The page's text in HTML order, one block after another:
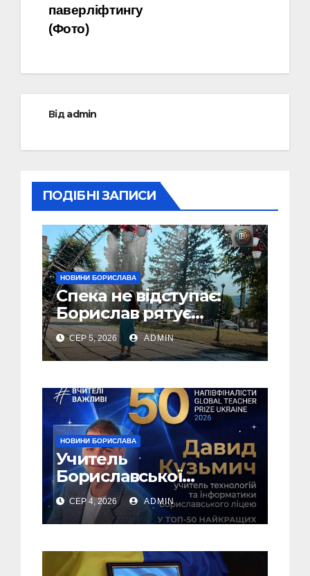
паверліфтингу
(Фото)
Відadmin
ПОДІБНІ ЗАПИСИ
НОВИНИ БОРИСЛАВА
Спека не відступає:
Борислав рятує
жителів від рекордної
спеки (Фото)
СЕР 5, 2026 ADMIN
НОВИНИ БОРИСЛАВА
Учитель
Бориславської
громади – у ТОП-50
найкращих педагогів
України!
СЕР 4, 2026 ADMIN